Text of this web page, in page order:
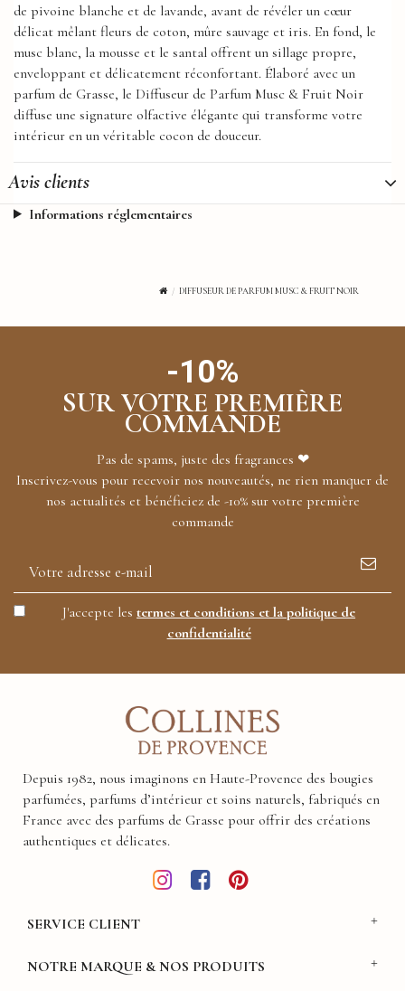
de pivoine blanche et de lavande, avant de révéler un cœur
délicat mêlant fleurs de coton, mûre sauvage et iris. En fond, le
musc blanc, la mousse et le santal offrent un sillage propre,
enveloppant et délicatement réconfortant. Élaboré avec un
parfum de Grasse, le Diffuseur de Parfum Musc & Fruit Noir
diffuse une signature olfactive élégante qui transforme votre
intérieur en un véritable cocon de douceur.
Avis clients
Informations réglementaires
DIFFUSEUR DE PARFUM MUSC & FRUIT NOIR
-10%
SUR VOTRE PREMIÈRE
COMMANDE
Pas de spams, juste des fragrances ❤
Inscrivez-vous pour recevoir nos nouveautés, ne rien manquer de
nos actualités et bénéficiez de -10% sur votre première
commande
J'accepte lestermes et conditions et la politique de
confidentialité
Depuis 1982, nous imaginons en Haute-Provence des bougies
parfumées, parfums d’intérieur et soins naturels, fabriqués en
France avec des parfums de Grasse pour offrir des créations
authentiques et délicates.
SERVICE CLIENT
NOTRE MARQUE & NOS PRODUITS